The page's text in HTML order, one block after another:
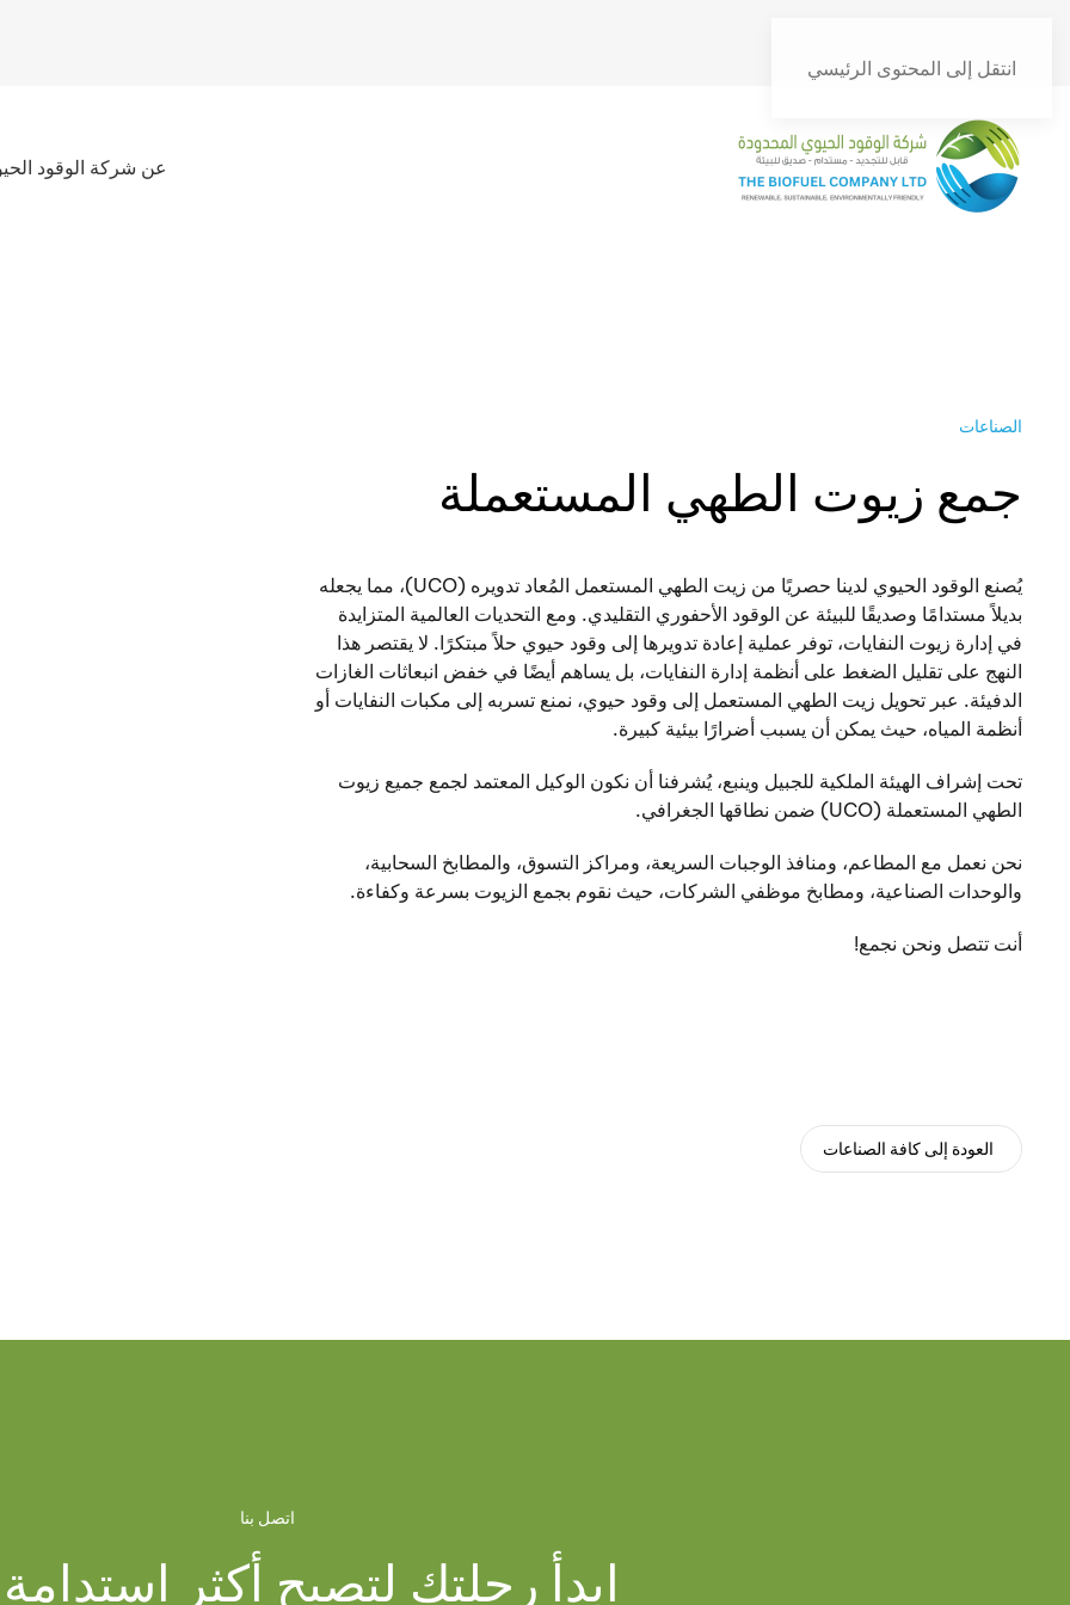
انتقل إلى المحتوى الرئيسي
عن شركة الوقود
الصناعات
جمع زيوت الطهي المستعملة
يُصنع الوقود الحيوي لدينا حصريًا من زيت الطهي المستعمل المُعاد تدويره (UCO)، مما يجعله
بديلاً مستدامًا وصديقًا للبيئة عن الوقود الأحفوري التقليدي. ومع التحديات العالمية المتزايدة
في إدارة زيوت النفايات، توفر عملية إعادة تدويرها إلى وقود حيوي حلاً مبتكرًا. لا يقتصر هذا
النهج على تقليل الضغط على أنظمة إدارة النفايات، بل يساهم أيضًا في خفض انبعاثات الغازات
الدفيئة. عبر تحويل زيت الطهي المستعمل إلى وقود حيوي، نمنع تسربه إلى مكبات النفايات أو
أنظمة المياه، حيث يمكن أن يسبب أضرارًا بيئية كبيرة.
تحت إشراف الهيئة الملكية للجبيل وينبع، يُشرفنا أن نكون الوكيل المعتمد لجمع جميع زيوت
الطهي المستعملة (UCO) ضمن نطاقها الجغرافي.
نحن نعمل مع المطاعم، ومنافذ الوجبات السريعة، ومراكز التسوق، والمطابخ السحابية،
والوحدات الصناعية، ومطابخ موظفي الشركات، حيث نقوم بجمع الزيوت بسرعة وكفاءة.
أنت تتصل ونحن نجمع!
العودة إلى كافة الصناعات
اتصل بنا
ابدأ رحلتك لتصبح أكثر استدامة